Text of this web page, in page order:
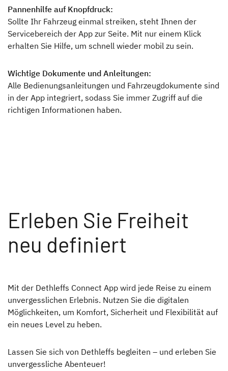
Pannenhilfe auf Knopfdruck:
Sollte Ihr Fahrzeug einmal streiken, steht Ihnen der
Servicebereich der App zur Seite. Mit nur einem Klick
erhalten Sie Hilfe, um schnell wieder mobil zu sein.
Wichtige Dokumente und Anleitungen:
Alle Bedienungsanleitungen und Fahrzeugdokumente sind
in der App integriert, sodass Sie immer Zugriff auf die
richtigen Informationen haben.
Erleben Sie Freiheit
neu definiert
Mit der Dethleffs Connect App wird jede Reise zu einem
unvergesslichen Erlebnis. Nutzen Sie die digitalen
Möglichkeiten, um Komfort, Sicherheit und Flexibilität auf
ein neues Level zu heben.
Lassen Sie sich von Dethleffs begleiten – und erleben Sie
unvergessliche Abenteuer!